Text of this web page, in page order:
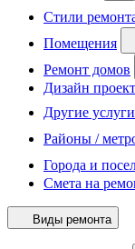
Стили
Помещения
Ремонт домов
Дизайн проект
Другие услуги
Районы /
Города и
Смета на
Виды ремонта